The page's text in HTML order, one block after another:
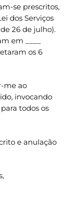
se prescritos,
dos Serviços
26 de julho).
em ____
os 6
me ao
invocando
todos os
e anulação